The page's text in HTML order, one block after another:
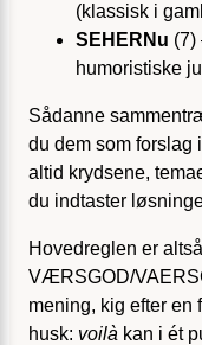
(klassisk i
SEHERNu (7)
humoristiske
Sådanne
du dem som forslag
altid krydsene,
du indtaster
Hovedreglen er
VÆRSGOD/
mening, kig efter
husk: voilà kan i ét